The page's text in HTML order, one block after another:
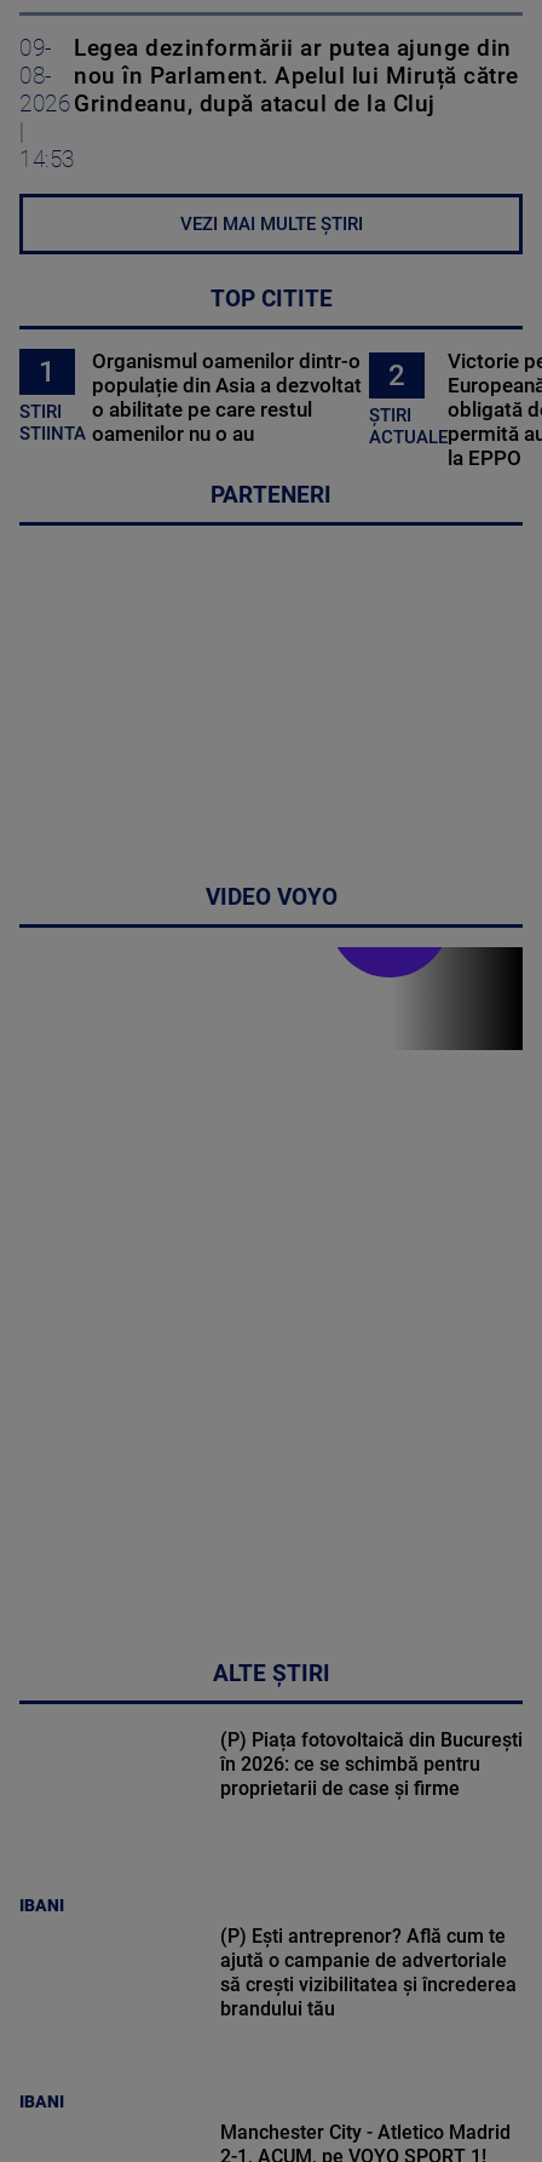
09-
08-
2026
14:53
Legea dezinformării ar putea ajunge din
nou în Parlament. Apelul lui Miruță către
Grindeanu, după atacul de la Cluj
VEZI MAI MULTE ȘTIRI
TOP CITITE
1
STIRI
STIINTA
Organismul oamenilor dintr-o
populație din Asia a dezvoltat
o abilitate pe care restul
oamenilor nu o au
2
ȘTIRI
ACTUALE
Victorie
obligată
permită
la EPPO
PARTENERI
VIDEO VOYO
ALTE ȘTIRI
IBANI
(P) Piața fotovoltaică din București
în 2026: ce se schimbă pentru
proprietarii de case și firme
IBANI
(P) Ești antreprenor? Află cum te
ajută o campanie de advertoriale
să crești vizibilitatea și încrederea
brandului tău
Manchester City - Atletico Madrid
2-1, ACUM, pe VOYO SPORT 1!